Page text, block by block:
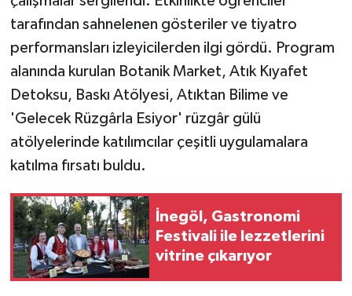
tarafından sahnelenen gösteriler ve tiyatro
performansları izleyicilerden ilgi gördü. Program
alanında kurulan Botanik Market, Atık Kıyafet
Detoksu, Baskı Atölyesi, Atıktan Bilime ve
'Gelecek Rüzgârla Esiyor' rüzgâr gülü
atölyelerinde katılımcılar çeşitli uygulamalara
katılma fırsatı buldu.
İnegöl, Gastronomi
Festivali ile lezzetlerini
vitrine çıkarıyor
SİYASET
SPOR HABERLERİ
TEKNOLOJİ
Turizm
YAŞAM
YEREL